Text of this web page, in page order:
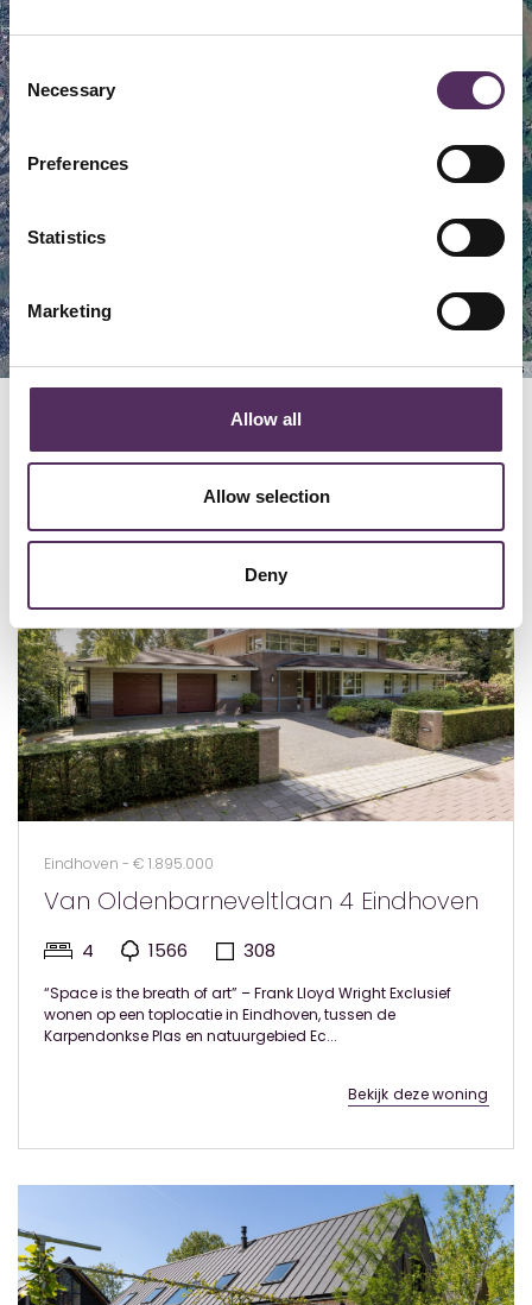
Consent
Selection
Necessary
Preferences
Statistics
Marketing
Allow all
Allow selection
Deny
Keyboard shortcuts Image may be subject to copyright Terms
GERELATEERD
Bekijk deze woningen ook eens.
Eindhoven - € 1.895.000
Van Oldenbarneveltlaan 4 Eindhoven
4 1566 308
“Space is the breath of art” – Frank Lloyd Wright Exclusief
wonen op een toplocatie in Eindhoven, tussen de
Karpendonkse Plas en natuurgebied Ec...
Bekijk deze woning